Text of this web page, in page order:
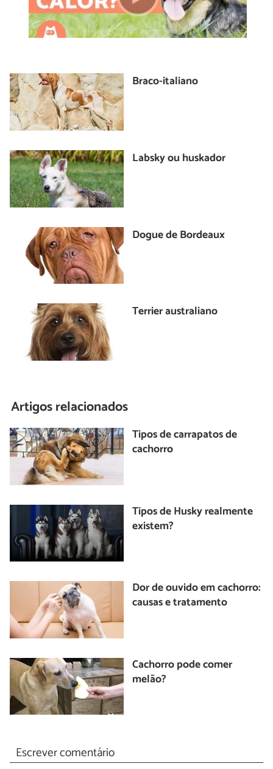
Braco-italiano
Labsky ou huskador
Dogue de Bordeaux
Terrier australiano
Artigos relacionados
Tipos de carrapatos de
cachorro
Tipos de Husky realmente
existem?
Dor de ouvido em cachorro:
causas e tratamento
Cachorro pode comer
melão?
Escrever comentário